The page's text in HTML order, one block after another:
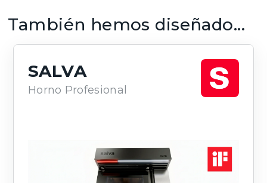
También hemos diseñado...
SALVA
Horno Profesional